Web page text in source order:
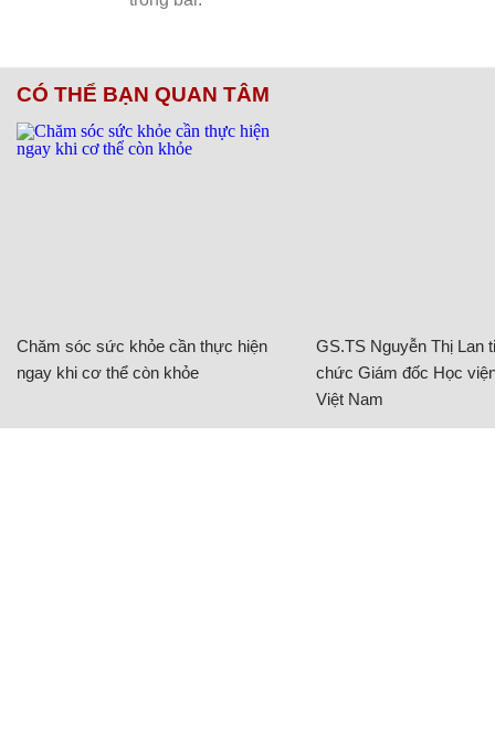
CÓ THỂ BẠN QUAN TÂM
Chăm sóc sức khỏe cần thực hiện
ngay khi cơ thể còn khỏe
GS.TS Nguyễn Thị Lan
chức Giám đốc Học
Việt Nam